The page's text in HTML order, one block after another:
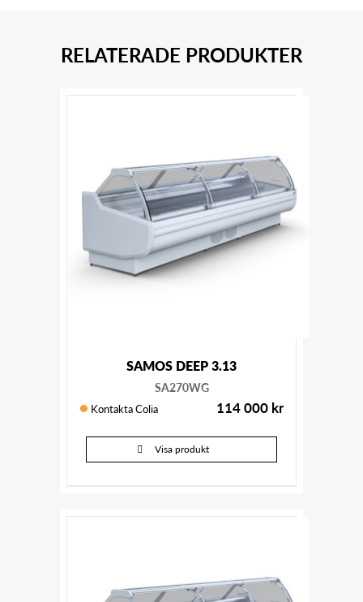
RELATERADE PRODUKTER
SAMOS DEEP 3.13
SA270WG
Kontakta Colia 114 000 kr
Visa produkt